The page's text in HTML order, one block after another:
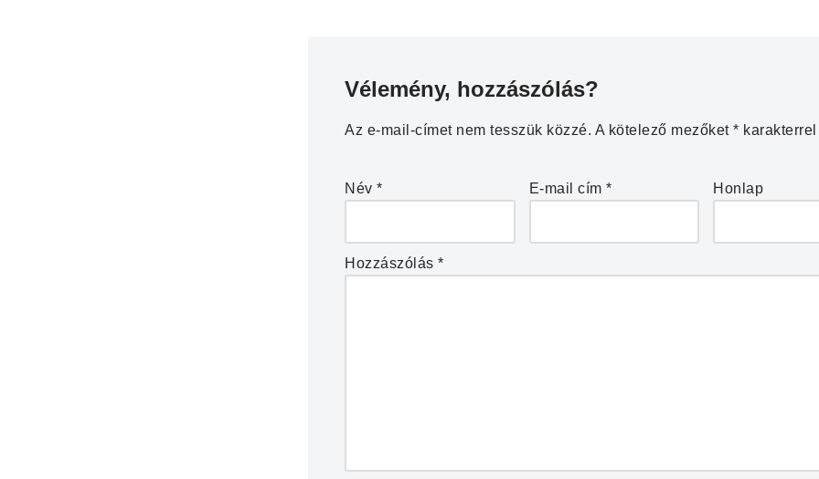
Vélemény, hozzászólás?
Az e-mail-címet nem tesszük közzé. A kötelező mezőket *
Név * E-mail cím* Honlap
Hozzászólás *